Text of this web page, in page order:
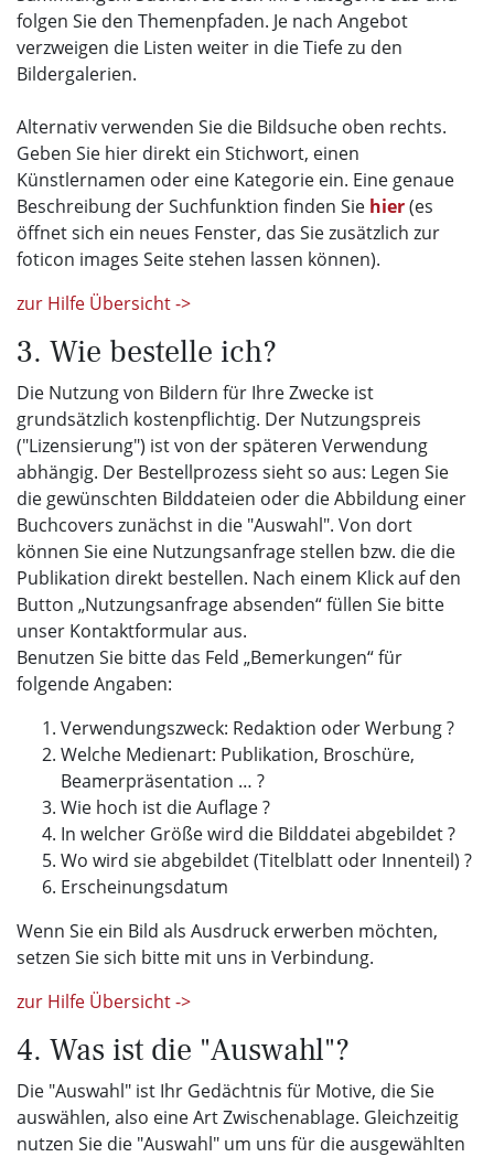
folgen Sie den Themenpfaden. Je nach Angebot
verzweigen die Listen weiter in die Tiefe zu den
Bildergalerien.
Alternativ verwenden Sie die Bildsuche oben rechts.
Geben Sie hier direkt ein Stichwort, einen
Künstlernamen oder eine Kategorie ein. Eine genaue
Beschreibung der Suchfunktion finden Sie hier(es
öffnet sich ein neues Fenster, das Sie zusätzlich zur
foticon images Seite stehen lassen können).
zur Hilfe Übersicht ->
3. Wie bestelle ich?
Die Nutzung von Bildern für Ihre Zwecke ist
grundsätzlich kostenpflichtig. Der Nutzungspreis
("Lizensierung") ist von der späteren Verwendung
abhängig. Der Bestellprozess sieht so aus: Legen Sie
die gewünschten Bilddateien oder die Abbildung einer
Buchcovers zunächst in die "Auswahl". Von dort
können Sie eine Nutzungsanfrage stellen bzw. die die
Publikation direkt bestellen. Nach einem Klick auf den
Button „Nutzungsanfrage absenden“ füllen Sie bitte
unser Kontaktformular aus.
Benutzen Sie bitte das Feld „Bemerkungen“ für
folgende Angaben:
Verwendungszweck: Redaktion oder Werbung ?
Welche Medienart: Publikation, Broschüre,
Beamerpräsentation … ?
Wie hoch ist die Auflage ?
In welcher Größe wird die Bilddatei abgebildet ?
Wo wird sie abgebildet (Titelblatt oder Innenteil) ?
Erscheinungsdatum
Wenn Sie ein Bild als Ausdruck erwerben möchten,
setzen Sie sich bitte mit uns in Verbindung.
zur Hilfe Übersicht ->
4. Was ist die "Auswahl"?
Die "Auswahl" ist Ihr Gedächtnis für Motive, die Sie
auswählen, also eine Art Zwischenablage. Gleichzeitig
nutzen Sie die "Auswahl" um uns für die ausgewählten